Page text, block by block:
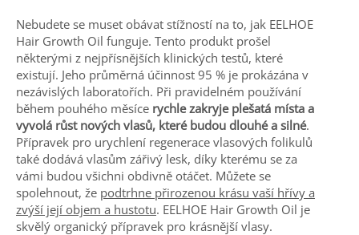
Nebudete se muset obávat stížností na to, jak EELHOE
Hair Growth Oil funguje. Tento produkt prošel
některými z nejpřísnějších klinických testů, které
existují. Jeho průměrná účinnost 95 % je prokázána v
nezávislých laboratořích. Při pravidelném používání
během pouhého měsíce rychle zakryje plešatá místa a
vyvolá růst nových vlasů, které budou dlouhé a silné.
Přípravek pro urychlení regenerace vlasových folikulů
také dodává vlasům zářivý lesk, díky kterému se za
vámi budou všichni obdivně otáčet. Můžete se
spolehnout, že podtrhne přirozenou krásu vaší hřívy a
zvýší její objem a hustotu. EELHOE Hair Growth Oil je
skvělý organický přípravek pro krásnější vlasy.